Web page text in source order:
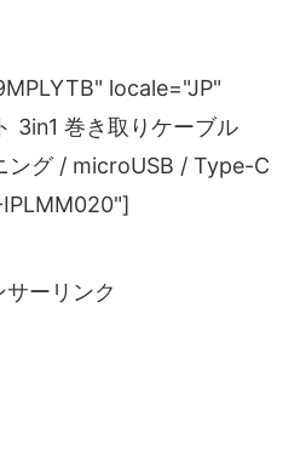
locale="JP"
3in1 巻き取りケーブル
ング / microUSB / Type-C
サーリンク